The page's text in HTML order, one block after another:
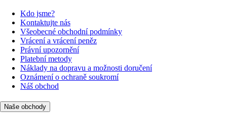
Kdo jsme?
Kontaktujte nás
Všeobecné obchodní podmínky
Vrácení a vrácení peněz
Právní upozornění
Platební metody
Náklady na dopravu a možnosti doručení
Oznámení o ochraně soukromí
Náš obchod
Naše obchody